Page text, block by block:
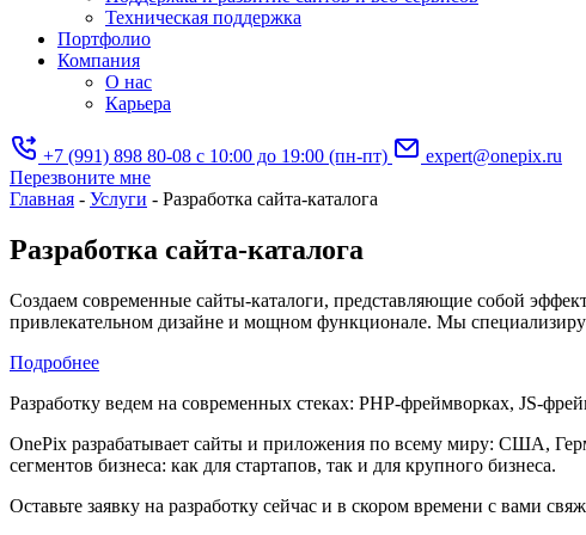
Техническая поддержка
Портфолио
Компания
О нас
Карьера
+7 (991) 898 80-08 с 10:00 до 19:00 (пн-пт)
expert@onepix.ru
Перезвоните мне
Главная - Услуги - Разработка сайта-каталога
Разработка сайта-каталога
Создаем современные сайты-каталоги, представляющие собой
привлекательном дизайне и мощном функционале. Мы
Подробнее
Разработку ведем на современных стеках: PHP-фреймворках, JS-
OnePix разрабатывает сайты и приложения по всему миру: США,
сегментов бизнеса: как для стартапов, так и для крупного бизнеса.
Оставьте заявку на разработку сейчас и в скором времени c вами